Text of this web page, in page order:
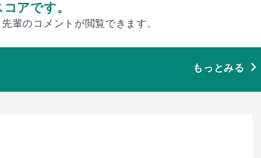
アです。
輩のコメントが閲覧できます。
もっとみる